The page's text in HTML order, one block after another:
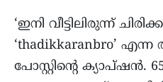
‘ഇനി വീട്ടിലിരുന്ന്
‘thadikkaranbro’
പോസ്റ്റിന്റെ